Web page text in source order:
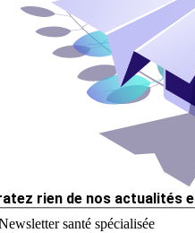
rien de nos actualités
santé spécialisée